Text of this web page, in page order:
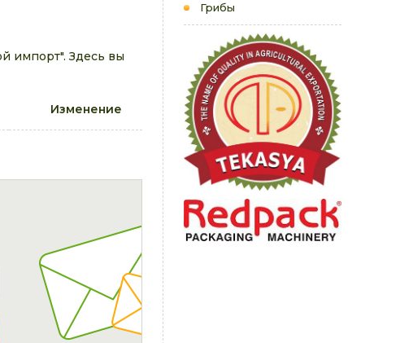
Грибы
импорт". Здесь вы
Изменение